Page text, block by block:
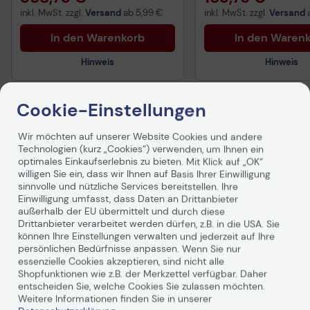
inkl. MwSt. zzgl. Versand ab 5,99 €
In den Warenkorb
Hinweis
Sicherheitsdatenblatt
inkl. MwSt. zzgl. Versand
In den
Hinweis
Produktbeschreibung
Dieses Kabel von Delock dient zum Anschluss von
Geräten, wie z. B. einemMonitormit DVI Anschluss, an
eine DisplayPort Schnittstelle.
Cookie-Einstellungen
Wir möchten auf unserer Website Cookies und andere
Technologien (kurz „Cookies“) verwenden, um Ihnen ein
optimales Einkaufserlebnis zu bieten. Mit Klick auf „OK“
willigen Sie ein, dass wir Ihnen auf Basis Ihrer Einwilligung
sinnvolle und nützliche Services bereitstellen. Ihre
Einwilligung umfasst, dass Daten an Drittanbieter
außerhalb der EU übermittelt und durch diese
Drittanbieter verarbeitet werden dürfen, z.B. in die USA. Sie
können Ihre Einstellungen verwalten und jederzeit auf Ihre
persönlichen Bedürfnisse anpassen. Wenn Sie nur
essenzielle Cookies akzeptieren, sind nicht alle
Shopfunktionen wie z.B. der Merkzettel verfügbar. Daher
entscheiden Sie, welche Cookies Sie zulassen möchten.
Weitere Informationen finden Sie in unserer